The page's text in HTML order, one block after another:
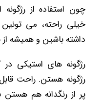
چون استفاده از
خیلی راحته، می
داشته باشین و همیشه
رژگونه های استیکی
رژگونه هستن. راحت
پر از رنگدانه هم هستن